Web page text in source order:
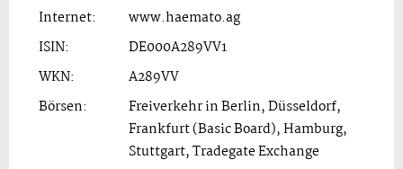
Internet:
www.haemato.ag
ISIN:
DE000A289VV1
WKN:
A289VV
Börsen:
Freiverkehr in Berlin, Düsseldorf,
Frankfurt (Basic Board), Hamburg,
Stuttgart, Tradegate Exchange